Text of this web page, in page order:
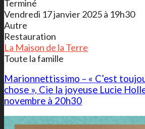
Terminé
Vendredi 17 janvier 2025 à 19h30
Autre
Restauration
La Maison de la Terre
Toute la famille
Marionnettissimo – « C’est
chose », Cie la joyeuse Lucie
novembre à 20h30